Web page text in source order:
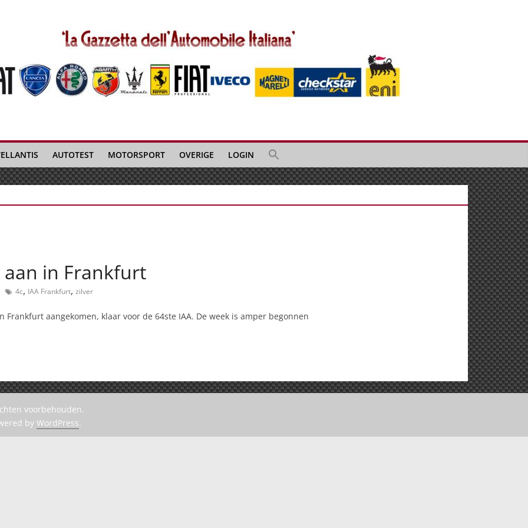
AUTOTEST MOTORSPORT OVERIGE LOGIN
aan in Frankfurt
4c, IAA Frankfurt, zilver
aangekomen, klaar voor de 64ste IAA. De week is amper begonnen
voorbehouden.
by WordPress.